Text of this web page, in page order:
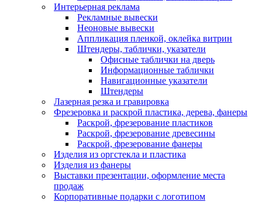
Интерьерная реклама
Рекламные вывески
Неоновые вывески
Аппликация пленкой, оклейка витрин
Штендеры, таблички, указатели
Офисные таблички на дверь
Информационные таблички
Навигационные указатели
Штендеры
Лазерная резка и гравировка
Фрезеровка и раскрой пластика, дерева, фанеры
Раскрой, фрезерование пластиков
Раскрой, фрезерование древесины
Раскрой, фрезерование фанеры
Изделия из оргстекла и пластика
Изделия из фанеры
Выставки презентации, оформление места
продаж
Корпоративные подарки с логотипом